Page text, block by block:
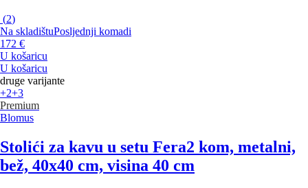
(2)
Na skladištuPosljednji komadi
172 €
U košaricu
U košaricu
druge varijante
+2+3
Premium
Blomus
Stolići za kavu u setu Fera2 kom, metalni,
bež, 40x40 cm, visina 40 cm